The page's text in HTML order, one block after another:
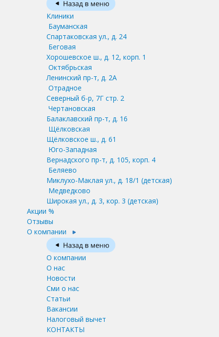
Клиники
Бауманская
Спартаковская ул., д. 24
Беговая
Хорошевское ш., д. 12, корп. 1
Октябрьская
Ленинский пр-т, д. 2А
Отрадное
Северный б-р, 7Г стр. 2
Чертановская
Балаклавский пр-т, д. 16
Щёлковская
Щёлковское ш., д. 61
Юго-Западная
Вернадского пр-т, д. 105, корп. 4
Беляево
Миклухо-Маклая ул., д. 18/1 (детская)
Медведково
Широкая ул., д. 3, кор. 3 (детская)
Акции %
Отзывы
О компании
О компании
О нас
Новости
Сми о нас
Статьи
Вакансии
Налоговый вычет
КОНТАКТЫ